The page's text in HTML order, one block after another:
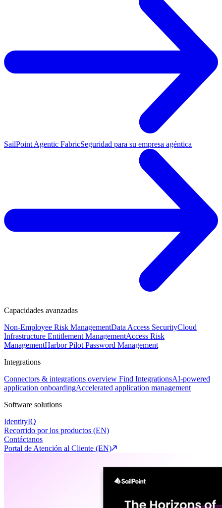
SailPoint Agentic FabricSeguridad para su empresa agéntica
Capacidades avanzadas
Non-Employee Risk ManagementData Access SecurityCloud
Infrastructure Entitlement ManagementAccess Risk
ManagementHarbor Pilot Password Management
Integrations
Connectors & integrations overview Find IntegrationsAI-powered
application onboardingAccelerated application management
Software solutions
IdentityIQ
Recorrido por los productos (EN)
Contáctanos
Portal de Atención al Cliente (EN)